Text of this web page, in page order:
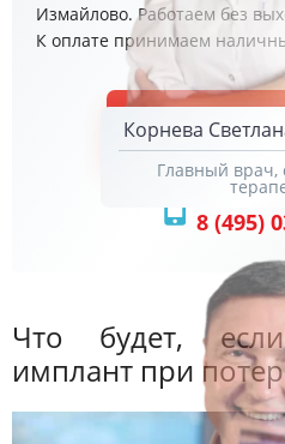
Корнева
Главный врач,
Измайлово. Работаем без
К оплате принимаем
Или
8 (495)
Что будет,
имплант при